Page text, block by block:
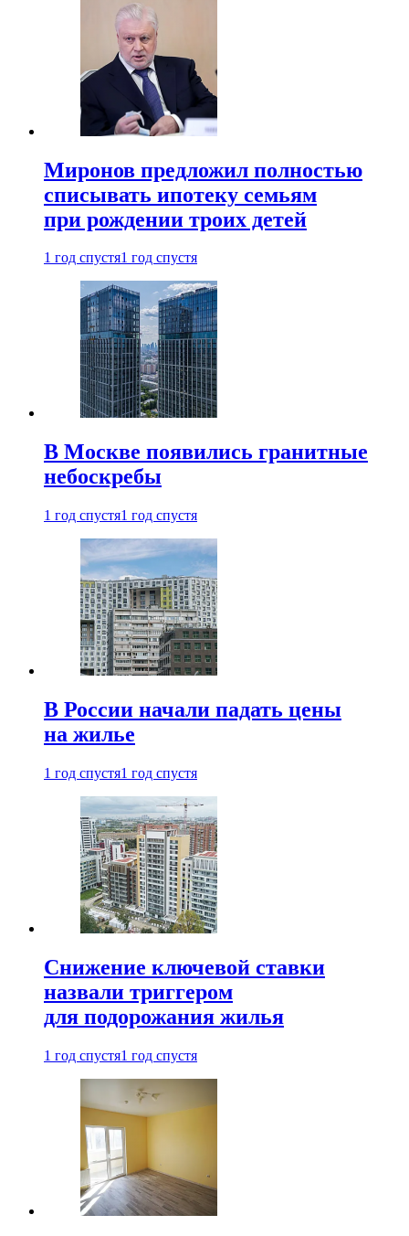
Миронов предложил полностью
списывать ипотеку семьям
при рождении троих детей
1 год спустя1 год спустя
В Москве появились гранитные
небоскребы
1 год спустя1 год спустя
В России начали падать цены
на жилье
1 год спустя1 год спустя
Снижение ключевой ставки
назвали триггером
для подорожания жилья
1 год спустя1 год спустя